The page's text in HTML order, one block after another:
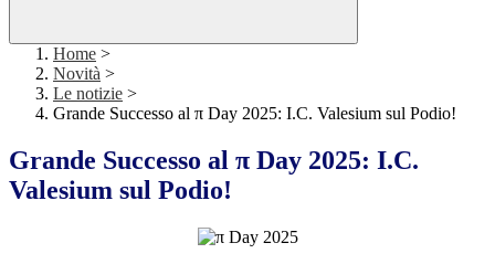
Home >
Novità >
Le notizie >
Grande Successo al π Day 2025: I.C. Valesium sul Podio!
Grande Successo al π Day 2025: I.C.
Valesium sul Podio!